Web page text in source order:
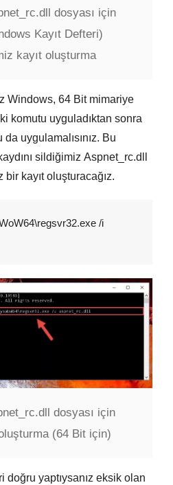
dosyası için
Kayıt Defteri)
kayıt oluşturma
Windows, 64 Bitmimariye
komutu uyguladıktan sonra
uygulamalısınız. Bu
sildiğimiz Aspnet_rc.dll
bir kayıt oluşturacağız.
/i
dosyası için
(64 Bit için)
doğru yaptıysanız eksik olan